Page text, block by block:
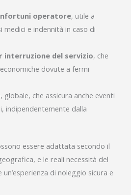
infortuni operatore, utile a
e indennità in caso di
interruzione del servizio, che
dovute a fermi
, globale, che assicura anche eventi
indipendentemente dalla
essere adattata secondo il
e le reali necessità del
di noleggio sicura e